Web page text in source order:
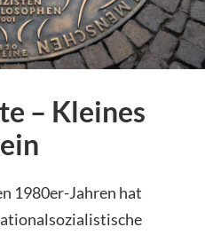
– Kleines
1980er-Jahren hat